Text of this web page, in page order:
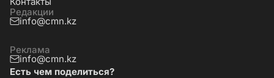
Редакции
info@cmn.kz
Реклама
info@cmn.kz
Есть чем поделиться?